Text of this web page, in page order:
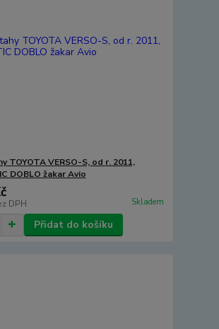
TOYOTA VERSO-S, od r. 2011,
DOBLO žakar Avio
DPH Skladem
Přidat do košíku